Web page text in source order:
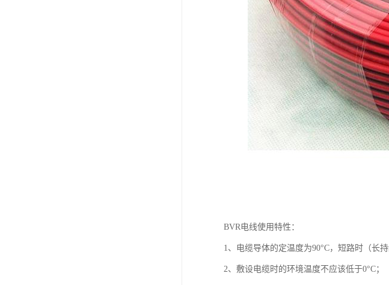
BVR电线使用特性：
1、电缆导体的定温度为90°C，短路时（长
2、敷设电缆时的环境温度不应该低于0°C；